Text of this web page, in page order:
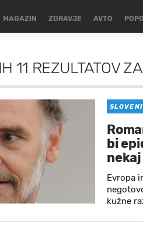
MAGAZIN ZDRAVJE AVTO
11 REZULTATOVZA
bi
Evropa
kužne